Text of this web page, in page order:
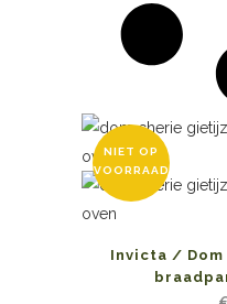
NIET OP
VOORRAAD
Invicta /